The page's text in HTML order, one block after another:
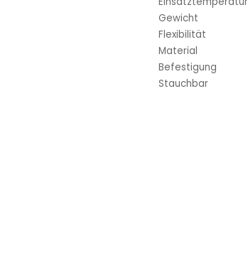
Gewicht
Flexibilität
Material
Befestigung
Stauchbar